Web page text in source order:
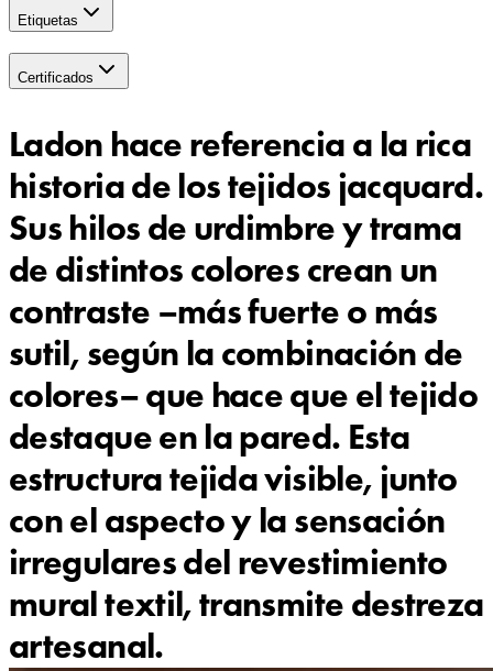
Etiquetas
Certificados
Ladon hace referencia a la rica
historia de los tejidos jacquard.
Sus hilos de urdimbre y trama
de distintos colores crean un
contraste –más fuerte o más
sutil, según la combinación de
colores– que hace que el tejido
destaque en la pared. Esta
estructura tejida visible, junto
con el aspecto y la sensación
irregulares del revestimiento
mural textil, transmite destreza
artesanal.